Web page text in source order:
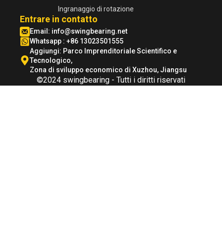
Ingranaggio di rotazione
Entrare in contatto
Email: info@swingbearing.net
Whatsapp : +86 13023501555
Aggiungi: Parco Imprenditoriale Scientifico e
Tecnologico,
Zona di sviluppo economico di Xuzhou, Jiangsu
©2024 swingbearing - Tutti i diritti riservati